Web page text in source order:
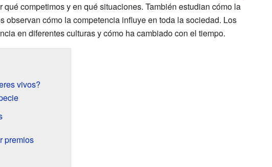
competimos y en qué situaciones. También estudian cómo la
observan cómo la competencia influye en toda la sociedad. Los
en diferentes culturas y cómo ha cambiado con el tiempo.
vivos?
premios